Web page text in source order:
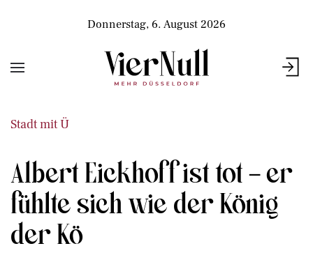
Donnerstag, 6. August 2026
Stadt mit Ü
Albert Eickhoff ist tot – er
fühlte sich wie der König
der Kö